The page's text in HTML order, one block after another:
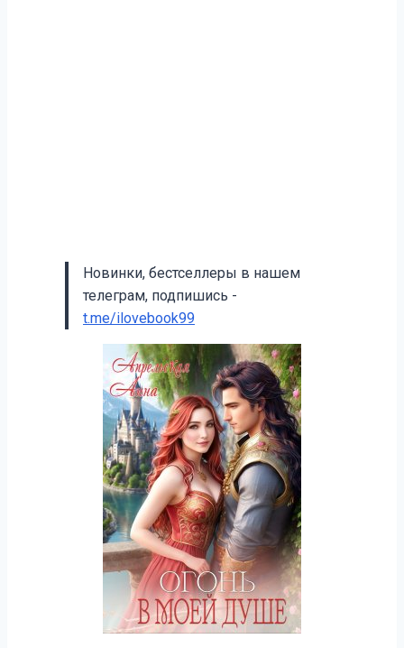
Новинки, бестселлеры в нашем
телеграм, подпишись -
t.me/ilovebook99